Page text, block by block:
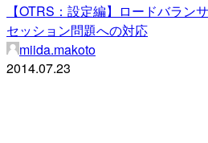
【OTRS：設定編】ロードバラン
セッション問題への対応
miida.makoto
2014.07.23